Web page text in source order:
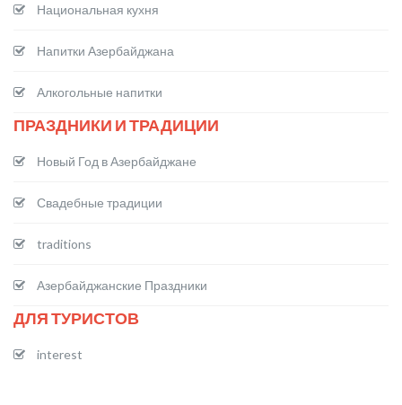
Национальная кухня
Напитки Азербайджана
Алкогольные напитки
ПРАЗДНИКИ И ТРАДИЦИИ
Новый Год в Азербайджане
Свадебные традиции
traditions
Азербайджанские Праздники
ДЛЯ ТУРИСТОВ
interest